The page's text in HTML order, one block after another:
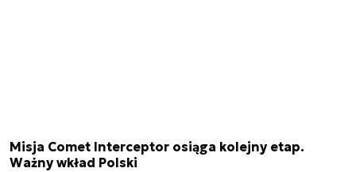
Misja Comet Interceptor osiąga kolejny etap.
Ważny wkład Polski